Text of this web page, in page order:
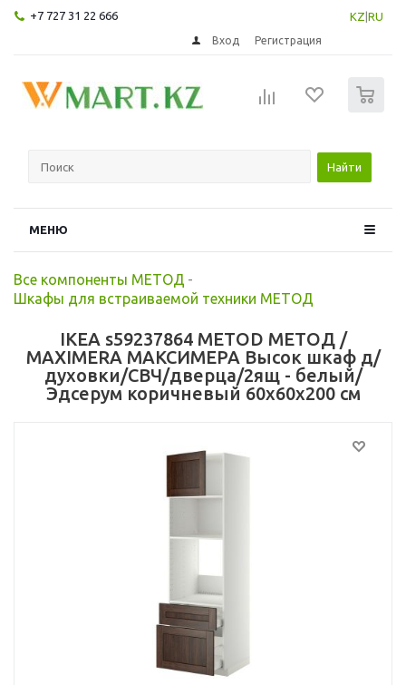
+7 727 31 22 666 KZ RU
Вход Регистрация
Найти
МЕНЮ
Все компоненты МЕТОД -
Шкафы для встраиваемой техники МЕТОД
IKEA s59237864 METOD МЕТОД /
MAXIMERA МАКСИМЕРА Высок шкаф д/
духовки/СВЧ/дверца/2ящ - белый/
Эдсерум коричневый 60x60x200 см